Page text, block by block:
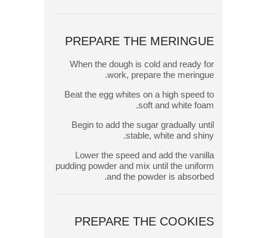
PREPARE THE MERINGUE
When the dough is cold and ready for
work, prepare the meringue.
Beat the egg whites on a high speed to
soft and white foam.
Begin to add the sugar gradually until
stable, white and shiny.
Lower the speed and add the vanilla
pudding powder and mix until the uniform
and the powder is absorbed.
PREPARE THE COOKIES